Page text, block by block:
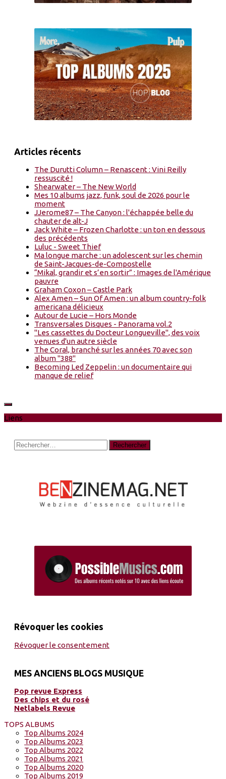
Articles récents
The Durutti Column – Renascent : Vini Reilly
ressuscité !
Shearwater – The New World
Mes 10 albums jazz, funk, soul de 2026 pour le
moment
JJerome87 – The Canyon : l'échappée belle du
chauter de alt-J
Jack White – Frozen Charlotte : un ton en dessous
des précédents
Luluc - Sweet Thief
Ma longue marche : un adolescent sur les chemin
de Saint-Jacques-de-Compostelle
“Mikal, grandir et s’en sortir” : Images de l'Amérique
pauvre
Graham Coxon – Castle Park
Alex Amen – Sun Of Amen : un album country-folk
americana délicieux
Autour de Lucie – Hors Monde
Transversales Disques - Panorama vol.2
"Les cassettes du Docteur Longueville", des voix
venues d'un autre siècle
The Coral, branché sur les années 70 avec son
album "388"
Becoming Led Zeppelin : un documentaire qui
manque de relief
Liens
Rechercher :
Révoquer les cookies
Révoquer le consentement
MES ANCIENS BLOGS MUSIQUE
Pop revue Express
Des chips et du rosé
Netlabels Revue
TOPS ALBUMS
Top Albums 2024
Top Albums 2023
Top Albums 2022
Top Albums 2021
Top Albums 2020
Top Albums 2019